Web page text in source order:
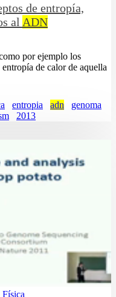
de entropía,
al ADN
por ejemplo los
de calor de aquella
entropia adn
genoma
2013